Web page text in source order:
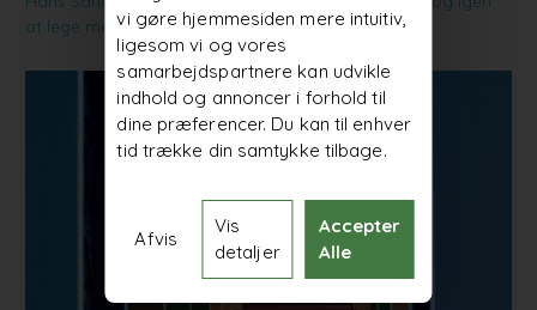
at lege med og udfordre træets muligheder
vi gøre hjemmesiden mere intuitiv,
ligesom vi og vores
samarbejdspartnere kan udvikle
indhold og annoncer i forhold til
dine præferencer. Du kan til enhver
tid trække din samtykke tilbage.
Afvis
Vis
detaljer
Accepter
Alle